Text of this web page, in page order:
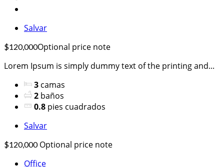
Salvar
$120,000Optional price note
Lorem Ipsum is simply dummy text of the printing and...
3 camas
2 baños
0.8 pies cuadrados
Salvar
$120,000 Optional price note
Office